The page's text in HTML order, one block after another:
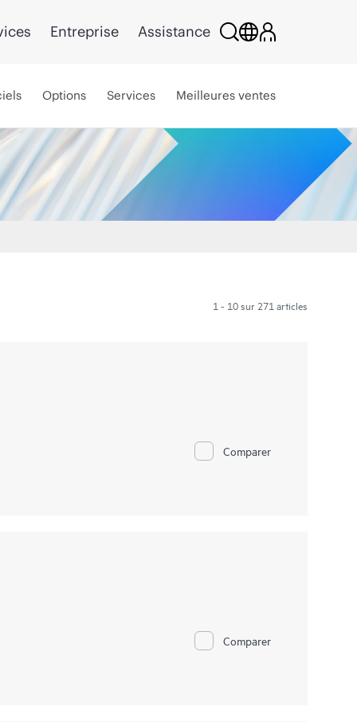
Entreprise Assistance
Options Services Meilleures ventes
1 - 10 sur 271 articles
Comparer
Comparer